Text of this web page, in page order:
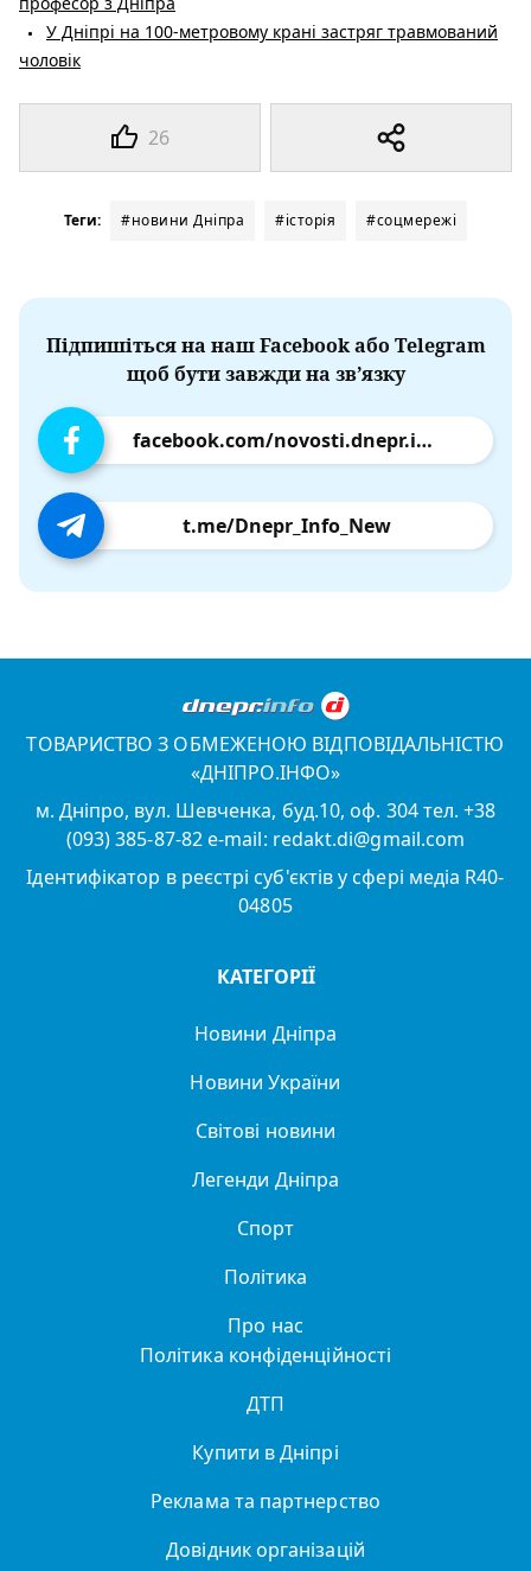
26
У Дніпрі на 100-метровому крані застряг травмований
чоловік
Теги: #новини Дніпра #історія #соцмережі
Підпишіться на наш Facebook або Telegram
щоб бути завжди на зв’язку
facebook.com/novosti.dnepr.info
t.me/Dnepr_Info_New
ТОВАРИСТВО З ОБМЕЖЕНОЮ ВІДПОВІДАЛЬНІСТЮ
«ДНІПРО.ІНФО»
м. Дніпро, вул. Шевченка, буд.10, оф. 304 тел. +38
(093) 385-87-82 e-mail: redakt.di@gmail.com
Ідентифікатор в реєстрі суб'єктів у сфері медіа R40-
04805
КАТЕГОРІЇ
Новини Дніпра
Новини України
Світові новини
Легенди Дніпра
Спорт
Політика
Про нас
Політика конфіденційності
ДТП
Купити в Дніпрі
Реклама та партнерство
Довідник організацій